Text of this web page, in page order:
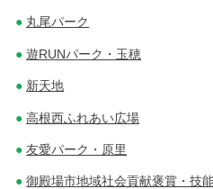
丸尾パーク
遊RUNパーク・玉穂
新天地
高根西ふれあい広場
友愛パーク・原里
御殿場市地域社会貢献褒賞・技